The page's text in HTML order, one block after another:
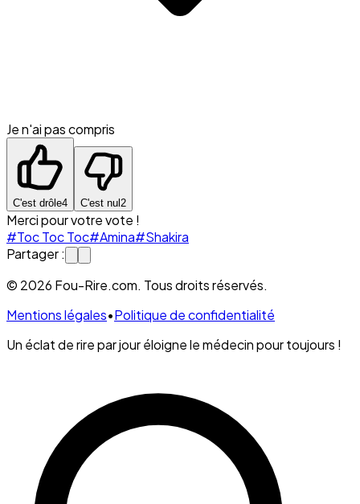
Je n'ai pas compris
C'est drôle4 C'est nul2
Merci pour votre vote !
#Toc Toc Toc#Amina#Shakira
Partager :
© 2026 Fou-Rire.com. Tous droits réservés.
Mentions légales•Politique de confidentialité
Un éclat de rire par jour éloigne le médecin pour toujours !